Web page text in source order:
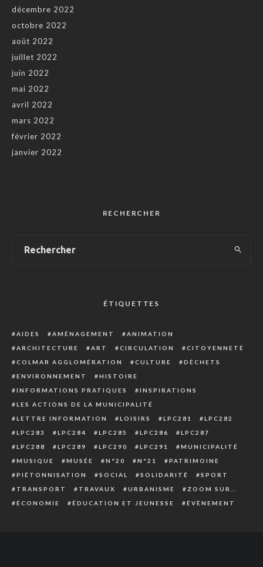
décembre 2022
octobre 2022
août 2022
juillet 2022
juin 2022
mai 2022
avril 2022
mars 2022
février 2022
janvier 2022
RECHERCHER
ÉTIQUETTES
AIDES AMÉNAGEMENT
ANIMATION
ARCHITECTURE
ART CIRCULATION
CITOYENNETÉ
COLMAR AGGLOMÉRATION
CULTURE
DÉCHETS
ENVIRONNEMENT
HISTOIRE
INFORMATIONS PRATIQUES
INSPIRATIONS
LES ACTIONS DE LA MUNICIPALITÉ
LETTRE INFORMATION
LOISIRS LPC281
LPC282
LPC283
LPC284 LPC285 LPC286
LPC287
LPC288
LPC289 LPC290 LPC291
MUNICIPALITÉ
MUSIQUE
MUSÉE N°20 N°21
PATRIMOINE
PIÉTONNISATION
SOCIAL SOLIDARITÉ
SPORT
TRANSPORT
TRAVAUX URBANISME
ZOOM SUR…
ÉCONOMIE
ÉDUCATION ET JEUNESSE ÉVÈNEMENT